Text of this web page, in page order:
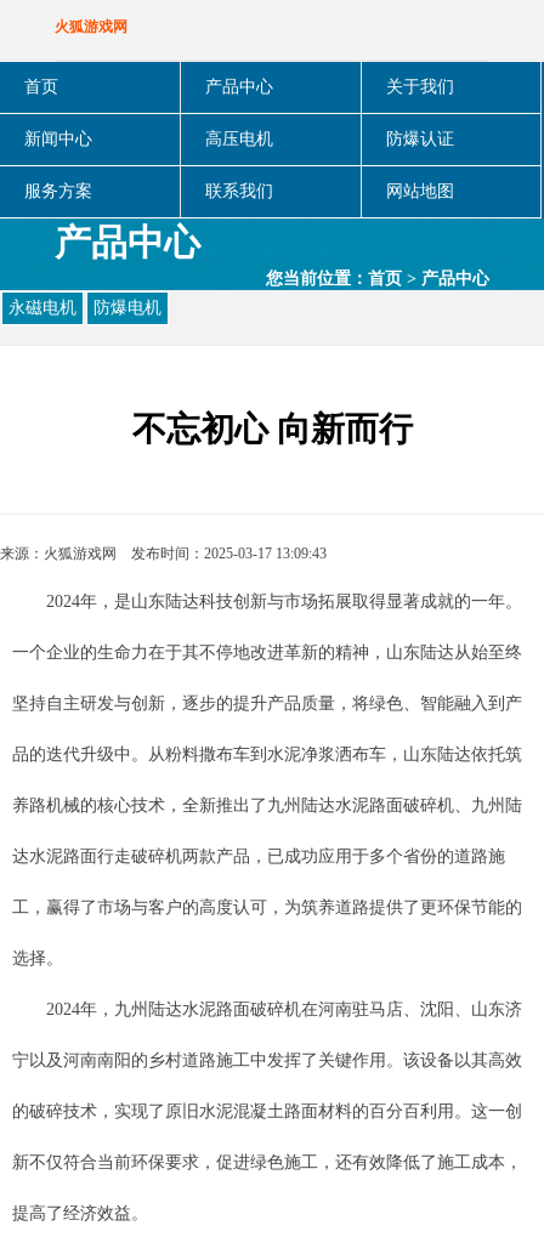
火狐游戏网
首页 产品中心 关于我们
新闻中心 高压电机 防爆认证
服务方案 联系我们 网站地图
产品中心
您当前位置：首页 > 产品中心
永磁电机
防爆电机
不忘初心 向新而行
来源： 火狐游戏网 发布时间：2025-03-17 13:09:43
2024年，是山东陆达科技创新与市场拓展取得显著成就的一年。
一个企业的生命力在于其不停地改进革新的精神，山东陆达从始至终
坚持自主研发与创新，逐步的提升产品质量，将绿色、智能融入到产
品的迭代升级中。从粉料撒布车到水泥净浆洒布车，山东陆达依托筑
养路机械的核心技术，全新推出了九州陆达水泥路面破碎机、九州陆
达水泥路面行走破碎机两款产品，已成功应用于多个省份的道路施
工，赢得了市场与客户的高度认可，为筑养道路提供了更环保节能的
选择。
2024年，九州陆达水泥路面破碎机在河南驻马店、沈阳、山东济
宁以及河南南阳的乡村道路施工中发挥了关键作用。该设备以其高效
的破碎技术，实现了原旧水泥混凝土路面材料的百分百利用。这一创
新不仅符合当前环保要求，促进绿色施工，还有效降低了施工成本，
提高了经济效益。